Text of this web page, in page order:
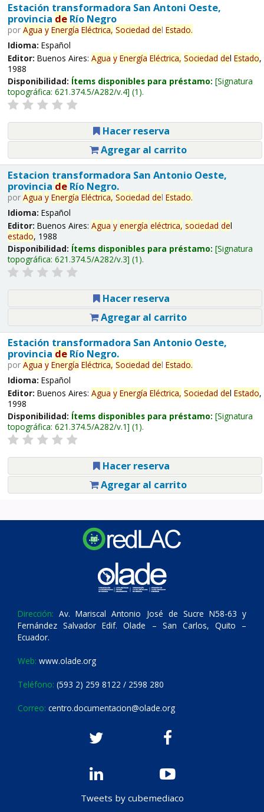
Estación transformadora San Antoni Oeste,
provincia deRío Negro
por Agua y Energía Eléctrica, Sociedad del Estado.
Idioma: Español
Editor: Buenos Aires: Agua y Energía Eléctrica, Sociedad del Estado,
1988
Disponibilidad: Ítems disponibles para préstamo: Signatura
topográfica: 621.374.5/A282/v.4 (1).
Hacer reserva
Agregar al carrito
Estacion transformadora San Antonio Oeste,
provincia deRío Negro.
por Agua y Energía Eléctrica, Sociedad del Estado.
Idioma: Español
Editor: Buenos Aires: Agua y energía eléctrica, sociedad del
estado, 1988
Disponibilidad: Ítems disponibles para préstamo: Signatura
topográfica: 621.374.5/A282/v.3 (1).
Hacer reserva
Agregar al carrito
Estación transformadora San Antonio Oeste,
provincia deRío Negro.
por Agua y Energía Eléctrica, Sociedad del Estado.
Idioma: Español
Editor: Buenos Aires: Agua y Energía Eléctrica, Sociedad del Estado,
1998
Disponibilidad: Ítems disponibles para préstamo: Signatura
topográfica: 621.374.5/A282/v.1 (1).
Hacer reserva
Agregar al carrito
Dirección: Av. Mariscal Antonio José de Sucre N58-63 y
Fernández Salvador Edif. Olade – San Carlos, Quito –
Ecuador.
Web: www.olade.org
Teléfono: (593 2) 259 8122 / 2598 280
Correo: centro.documentacion@olade.org
Tweets by cubemediaco